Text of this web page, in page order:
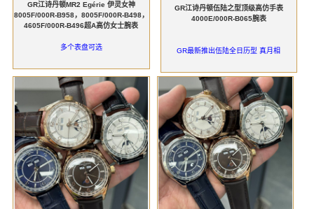
GR江诗丹顿MR2 Egérie 伊灵女神
8005F/000R-B958，8005F/000R-B498，
4605F/000R-B496超A高仿女士腕表
多个表盘可选
GR江诗丹顿伍陆之型顶级高仿手表
4000E/000R-B065腕表
GR最新推出伍陆全日历型 真月相